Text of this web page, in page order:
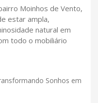
Moinhos de Vento,
estar ampla,
natural em
todo o mobiliário
Sonhos em